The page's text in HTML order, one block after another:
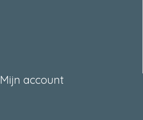
Mijn account